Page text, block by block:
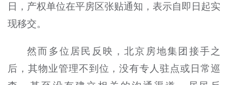
日，产权单位在平房区张贴通知，表示自即日起实
现移交。
然而多位居民反映，北京房地集团接手之
后，其物业管理不到位，没有专人驻点或日常巡